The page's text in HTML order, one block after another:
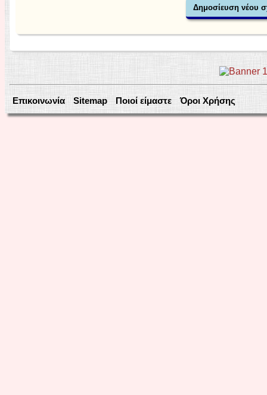
Επικοινωνία Sitemap Ποιοί είμαστε Όροι Χρήσης